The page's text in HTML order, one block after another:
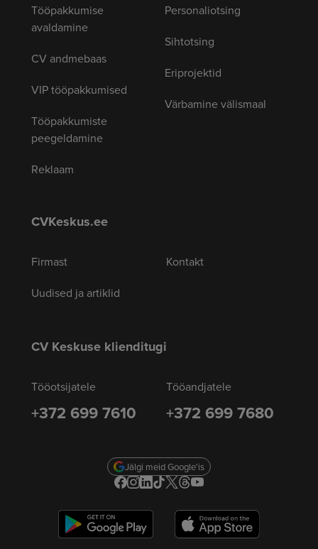
Tööpakkumise
avaldamine
CV andmebaas
VIP tööpakkumised
Tööpakkumiste
peegeldamine
Reklaam
Personaliotsing
Sihtotsing
Eriprojektid
Värbamine välismaal
CVKeskus.ee
Firmast
Uudised ja artiklid
Kontakt
CV Keskuse klienditugi
Tööotsijatele
+372 699 7610
Tööandjatele
+372 699 7680
Jälgi meid Google'is